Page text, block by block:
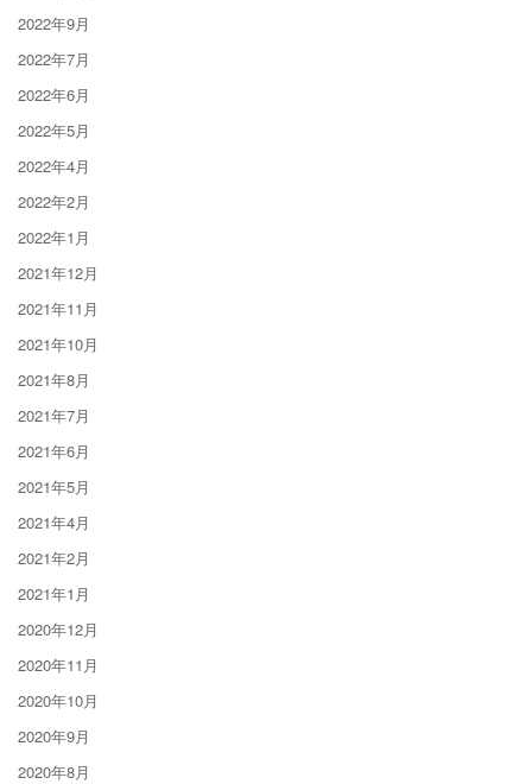
2022年9月
2022年7月
2022年6月
2022年5月
2022年4月
2022年2月
2022年1月
2021年12月
2021年11月
2021年10月
2021年8月
2021年7月
2021年6月
2021年5月
2021年4月
2021年2月
2021年1月
2020年12月
2020年11月
2020年10月
2020年9月
2020年8月